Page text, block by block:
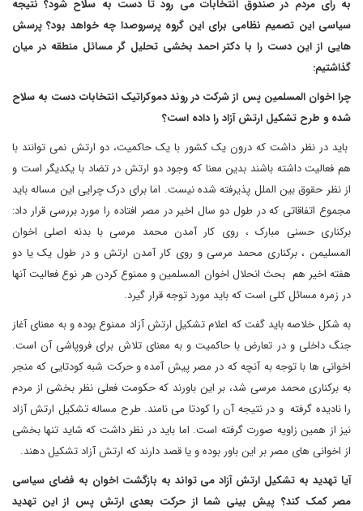
به رای مردم در صندوق انتخابات می رود تا دست به سلاح شود؟ نتیجه
سیاسی این تصمیم نظامی برای این گروه پرسروصدا چه خواهد بود؟ پرسش
هایی از این دست را با دکتر احمد بخشی تحلیل گر مسائل منطقه در میان
گذاشتیم:
چرا اخوان المسلمین پس از شرکت در روند دموکراتیک انتخابات دست به سلاح
شده و طرح تشکیل ارتش آزاد را داده است؟
باید در نظر داشت که درون یک کشور با یک حاکمیت، دو ارتش نمی توانند با
هم فعالیت داشته باشند بدین معنا که وجود دو ارتش در تضاد با یکدیگر است و
از نظر حقوق بین الملل پذیرفته شده نیست. اما برای درک چرایی این مساله باید
مجموع اتفاقاتی که در طول دو سال اخیر در مصر افتاده را مورد بررسی قرار داد:
برکناری حسنی مبارک ، روی کار آمدن محمد مرسی با بدنه اصلی اخوان
المسلیمن ، برکناری محمد مرسی و روی کار آمدن ارتش و در طول یک یا دو
هفته اخیر هم بحث انحلال اخوان المسلمین و ممنوع کردن هر نوع فعالیت آنها
در زمره مسائل کلی است که باید مورد توجه قرار گیرد.
به شکل خلاصه باید گفت که اعلام تشکیل ارتش آزاد ممنوع بوده و به معنای آغاز
جنگ داخلی و در تعارض با حاکمیت و به معنای تلاش برای فروپاشی آن است.
اخوانی ها با توجه به آنچه که در مصر پیش آمده و حرکت شبه کودتایی که منجر
به برکناری محمد مرسی شد، بر این باورند که حکومت فعلی نظر بخشی از مردم
را نادیده گرفته و در نتیجه آن را کودتا می نامند. طرح مساله تشکیل ارتش آزاد
نیز از همین زاویه صورت گرفته است. اما باید در نظر داشت که شاید تنها بخشی
از اخوانی های مصر بر این باور بوده و یا قصد دارند که ارتش آزاد تشکیل دهند.
آیا تهدید به تشکیل ارتش آزاد می تواند به بازگشت اخوان به فضای سیاسی
مصر کمک کند؟ پیش بینی شما از حرکت بعدی ارتش پس از این تهدید